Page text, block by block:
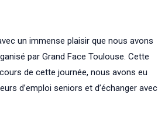
un immense plaisir que nous avons
par Grand Face Toulouse. Cette
de cette journée, nous avons eu
d’emploi seniors et d’échanger avec